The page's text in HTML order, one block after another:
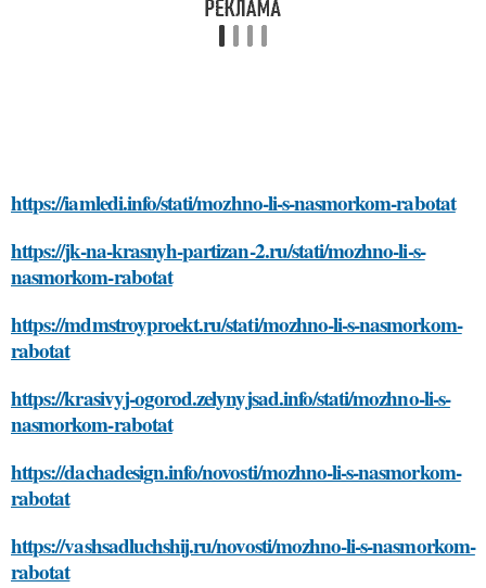
https://iamledi.info/stati/mozhno-li-s-nasmorkom-rabotat
https://jk-na-krasnyh-partizan-2.ru/stati/mozhno-li-s-
nasmorkom-rabotat
https://mdmstroyproekt.ru/stati/mozhno-li-s-nasmorkom-
rabotat
https://krasivyj-ogorod.zelynyjsad.info/stati/mozhno-li-s-
nasmorkom-rabotat
https://dachadesign.info/novosti/mozhno-li-s-nasmorkom-
rabotat
https://vashsadluchshij.ru/novosti/mozhno-li-s-nasmorkom-
rabotat